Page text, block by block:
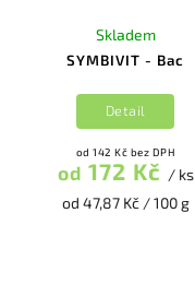
SYMBIVIT - Bac
Skladem
od 142 Kč bez DPH
od 172 Kč / ks
od 47,87 Kč / 100 g
Detail